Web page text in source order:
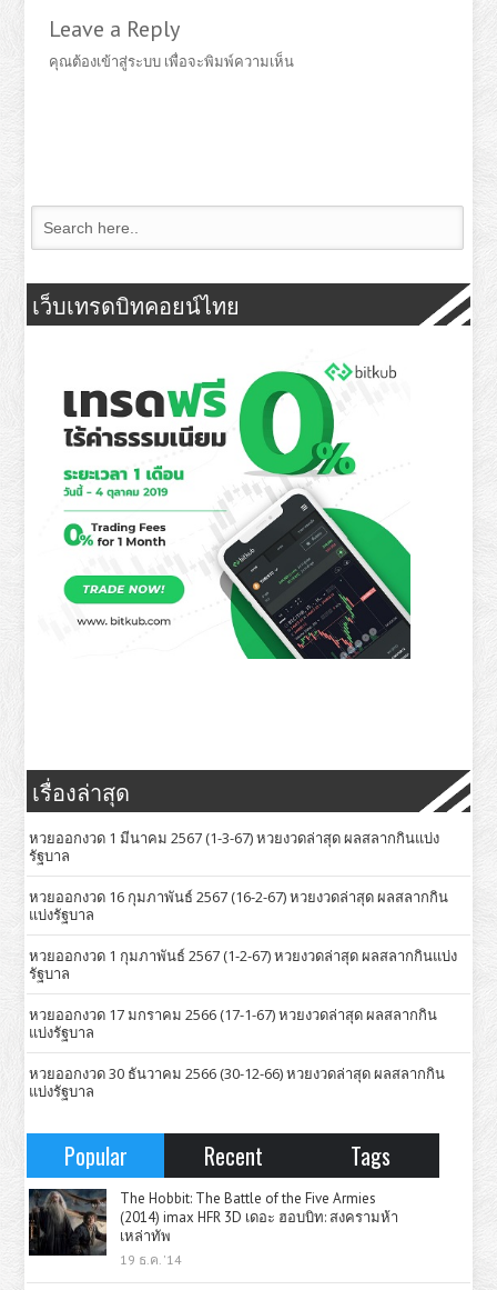
Leave a Reply
คุณต้องเข้าสู่ระบบ เพื่อจะพิมพ์ความเห็น
เว็บเทรดบิทคอยน์ไทย
เรื่องล่าสุด
หวยออกงวด 1 มีนาคม 2567 (1-3-67) หวยงวดล่าสุด ผลสลากกินแบ่ง
รัฐบาล
หวยออกงวด 16 กุมภาพันธ์ 2567 (16-2-67) หวยงวดล่าสุด ผลสลากกิน
แบ่งรัฐบาล
หวยออกงวด 1 กุมภาพันธ์ 2567 (1-2-67) หวยงวดล่าสุด ผลสลากกินแบ่ง
รัฐบาล
หวยออกงวด 17 มกราคม 2566 (17-1-67) หวยงวดล่าสุด ผลสลากกิน
แบ่งรัฐบาล
หวยออกงวด 30 ธันวาคม 2566 (30-12-66) หวยงวดล่าสุด ผลสลากกิน
แบ่งรัฐบาล
Popular Recent Tags
The Hobbit: The Battle of the Five Armies
(2014) imax HFR 3D เดอะ ฮอบบิท: สงครามห้า
เหล่าทัพ
19 ธ.ค. '14